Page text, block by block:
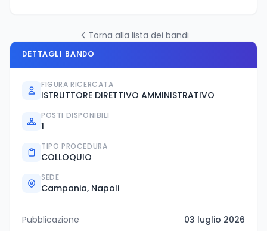
Torna alla lista dei bandi
DETTAGLI BANDO
FIGURA RICERCATA
ISTRUTTORE DIRETTIVO AMMINISTRATIVO
POSTI DISPONIBILI
1
TIPO PROCEDURA
COLLOQUIO
SEDE
Campania, Napoli
Pubblicazione
03 luglio 2026